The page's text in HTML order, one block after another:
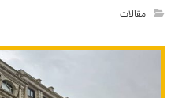
مقالات